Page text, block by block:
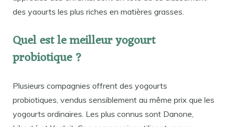
des yaourts les plus riches en matières grasses.
Quel est le meilleur yogourt
probiotique ?
Plusieurs compagnies offrent des yogourts
probiotiques, vendus sensiblement au même prix que les
yogourts ordinaires. Les plus connus sont Danone,